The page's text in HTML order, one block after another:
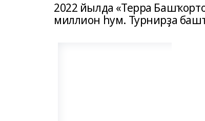
2022 йылда «Терра
миллион һум. Турнирҙа